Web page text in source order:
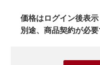
価格はログイン後表示
別途、商品契約が必